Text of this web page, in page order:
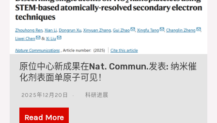
原位中心新成果在Nat. Commun.发表: 纳米催
化剂表面单原子可见！
2025年12月20日 科研进展
Read More